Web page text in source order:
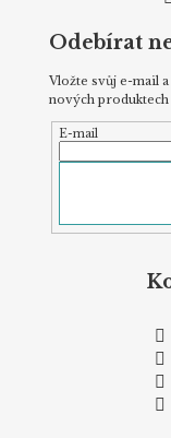
Odebírat
Vložte svůj e-mail
nových produktech
E-mail